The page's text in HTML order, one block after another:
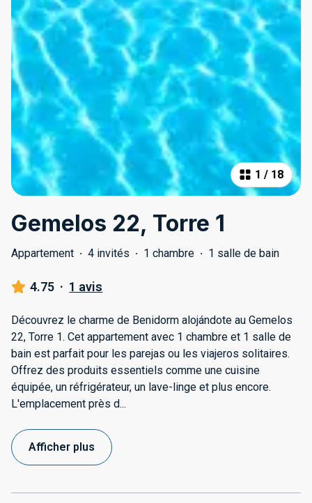
1 / 18
Gemelos 22, Torre 1
Appartement · 4 invités · 1 chambre · 1 salle de bain
4.75 · 1 avis
Découvrez le charme de Benidorm alojándote au Gemelos
22, Torre 1. Cet appartement avec 1 chambre et 1 salle de
bain est parfait pour les parejas ou les viajeros solitaires.
Offrez des produits essentiels comme une cuisine
équipée, un réfrigérateur, un lave-linge et plus encore.
L'emplacement près d...
Afficher plus